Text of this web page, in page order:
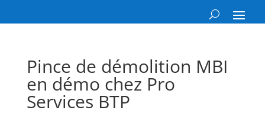
Pince de démolition MBI
en démo chez Pro
Services BTP